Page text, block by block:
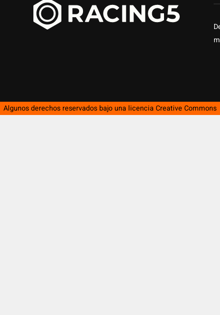
Algunos derechos reservados bajo una licencia Creative Commons